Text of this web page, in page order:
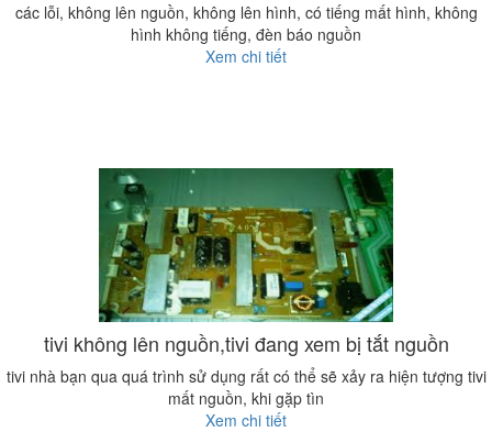
các lỗi, không lên nguồn, không lên hình, có tiếng mất hình, không
hình không tiếng, đèn báo nguồn
Xem chi tiết
tivi không lên nguồn,tivi đang xem bị tắt nguồn
tivi nhà bạn qua quá trình sử dụng rất có thể sẽ xảy ra hiện tượng tivi
mất nguồn, khi gặp tìn
Xem chi tiết